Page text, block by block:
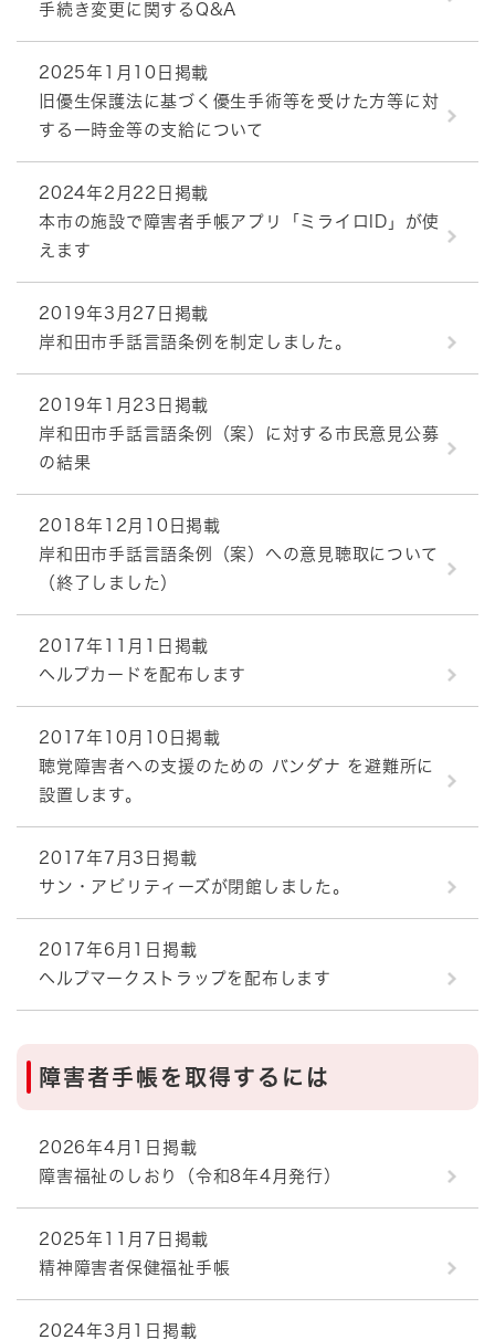
手続き変更に関するQ&A
2025年1月10日掲載
旧優生保護法に基づく優生手術等を受けた方等に対
する一時金等の支給について
2024年2月22日掲載
本市の施設で障害者手帳アプリ「ミライロID」が使
えます
2019年3月27日掲載
岸和田市手話言語条例を制定しました。
2019年1月23日掲載
岸和田市手話言語条例（案）に対する市民意見公募
の結果
2018年12月10日掲載
岸和田市手話言語条例（案）への意見聴取について
（終了しました）
2017年11月1日掲載
ヘルプカードを配布します
2017年10月10日掲載
聴覚障害者への支援のための バンダナ を避難所に
設置します。
2017年7月3日掲載
サン・アビリティーズが閉館しました。
2017年6月1日掲載
ヘルプマークストラップを配布します
障害者手帳を取得するには
2026年4月1日掲載
障害福祉のしおり（令和8年4月発行）
2025年11月7日掲載
精神障害者保健福祉手帳
2024年3月1日掲載